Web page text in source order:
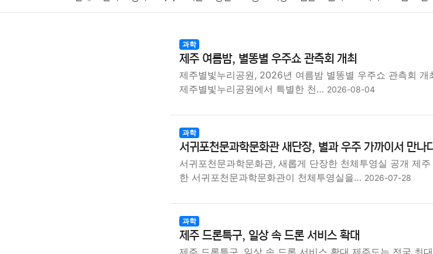
기술 종교 사회 정치 건강 의료 의학
과학
제주 여름밤, 별똥별 우주쇼 관측회 개최
제주별빛누리공원, 2026년 여름밤 별똥별 우주쇼 관측회 개
제주별빛누리공원에서 특별한 천… 2026-08-04
과학
서귀포천문과학문화관 새단장, 별과 우주 가까이서 만나
서귀포천문과학문화관, 새롭게 단장한 천체투영실 공개 제
한 서귀포천문과학문화관이 천체투영실을… 2026-07-28
과학
제주 드론특구, 일상 속 드론 서비스 확대
제주 드론특구, 일상 속 드론 서비스 확대 제주도는 전국 최